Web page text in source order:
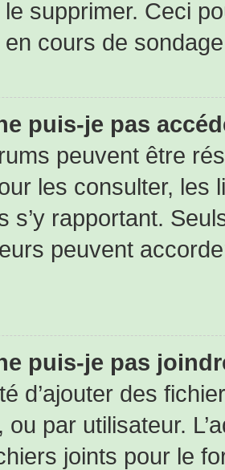
supprimer. Ceci
cours de
puis-je pas
peuvent être
les consulter, les
s’y rapportant.
peuvent
puis-je pas
d’ajouter des
ou par utilisateur.
joints pour le